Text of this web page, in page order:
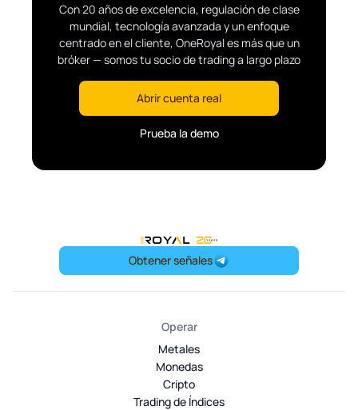
Con 20 años de excelencia, regulación de clase
mundial, tecnología avanzada y un enfoque
centrado en el cliente, OneRoyal es más que un
bróker — somos tu socio de trading a largo plazo
Abrir cuenta real
Prueba la demo
OneRoyal Home
Obtener señales
Operar
Metales
Monedas
Cripto
Trading de Índices